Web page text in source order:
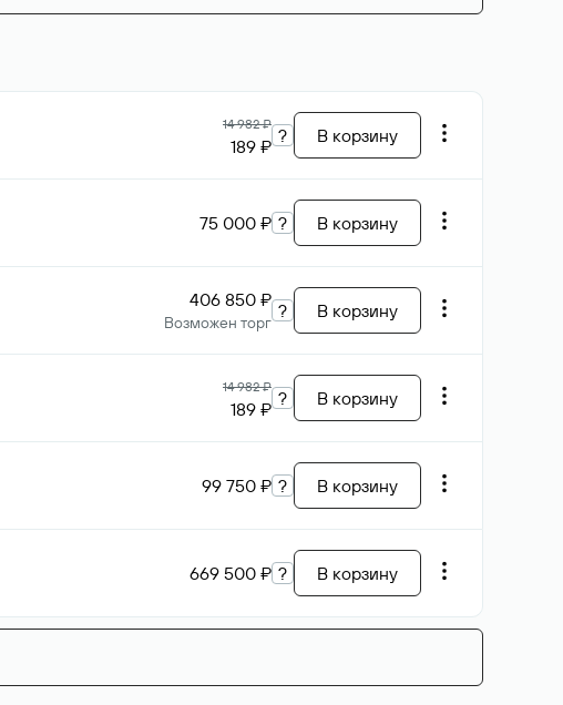
14 982 ₽
189 ₽ ? В корзину
75 000 ₽ ? В корзину
406 850 ₽
Возможен торг
? В корзину
14 982 ₽
189 ₽ ? В корзину
99 750 ₽ ? В корзину
669 500 ₽ ? В корзину